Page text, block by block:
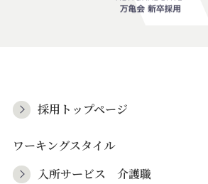
採用トップページ
ワーキングスタイル
入所サービス 介護職